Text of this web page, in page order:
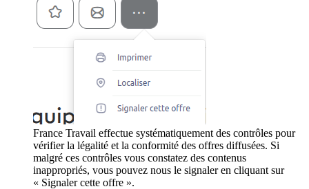
France Travail effectue systématiquement des contrôles pour
vérifier la légalité et la conformité des offres diffusées. Si
malgré ces contrôles vous constatez des contenus
inappropriés, vous pouvez nous le signaler en cliquant sur
« Signaler cette offre ».